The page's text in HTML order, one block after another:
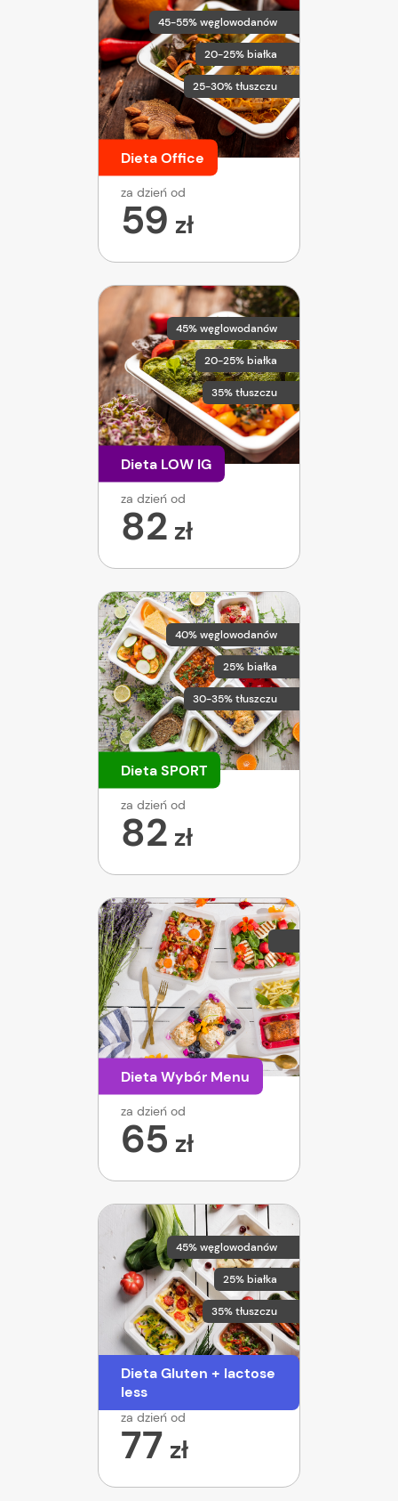
45-55% węglowodanów
20-25% białka
25-30% tłuszczu
Dieta Office
za dzień od
59 zł
45% węglowodanów
20-25% białka
35% tłuszczu
Dieta LOW IG
za dzień od
82 zł
40% węglowodanów
25% białka
30-35% tłuszczu
Dieta SPORT
za dzień od
82 zł
Dieta Wybór Menu
za dzień od
65 zł
45% węglowodanów
25% białka
35% tłuszczu
Dieta Gluten + lactose
less
za dzień od
77 zł